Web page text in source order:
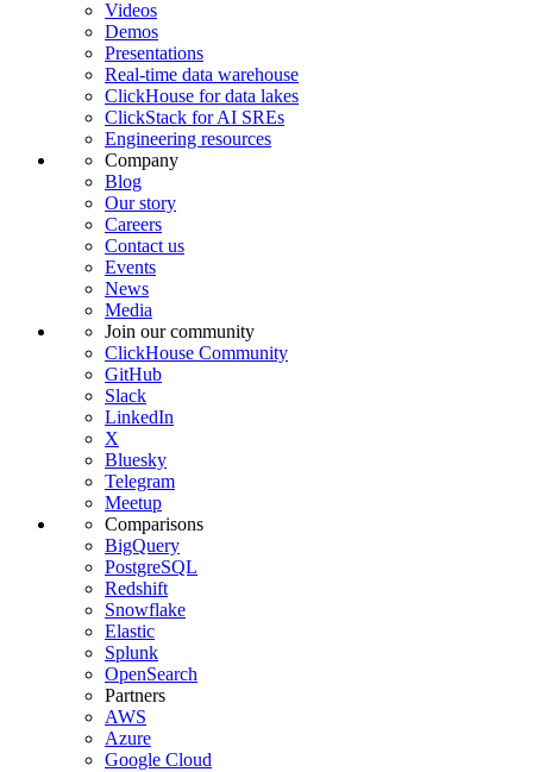
Videos
Demos
Presentations
Real-time data warehouse
ClickHouse for data lakes
ClickStack for AI SREs
Engineering resources
Company
Blog
Our story
Careers
Contact us
Events
News
Media
Join our community
ClickHouse Community
GitHub
Slack
LinkedIn
X
Bluesky
Telegram
Meetup
Comparisons
BigQuery
PostgreSQL
Redshift
Snowflake
Elastic
Splunk
OpenSearch
Partners
AWS
Azure
Google Cloud